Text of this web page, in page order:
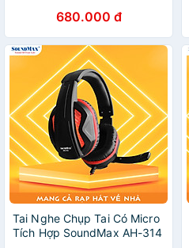
Đèn LED RGB SoundMax
AH336 | Gaming Headset -
Hàng Chính Hãng
680.000 đ
Tai Nghe Chụp Tai Có Micro
Tích Hợp SoundMax AH-314